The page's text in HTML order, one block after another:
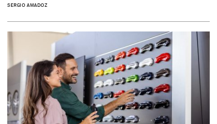
SERGIO AMADOZ